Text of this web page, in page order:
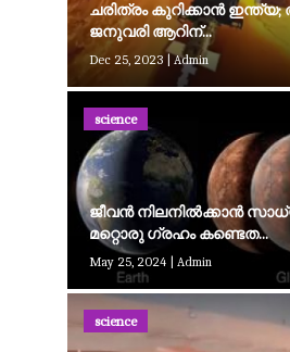
ചരിത്രം കുറിക്കാൻ
ജനുവരി ആറിന്...
Dec 25, 2023 Admin
science
ജീവൻ നിലനിൽക്കാൻ
മറ്റൊരു ​ഗ്രഹം കണ്ടെത...
May 25, 2024 Admin
science